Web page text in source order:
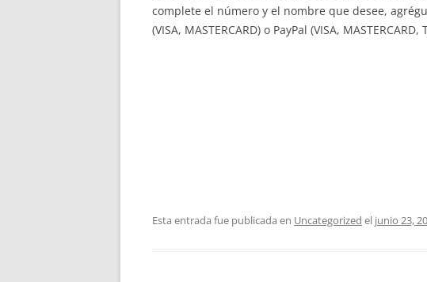
complete el número y el nombre que desee,
(VISA, MASTERCARD) o PayPal (VISA,
Esta entrada fue publicada en Uncategorized el junio 23,